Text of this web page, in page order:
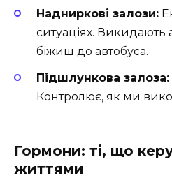
Надниркові залози:
ситуаціях. Викидають
біжиш до автобуса.
Підшлункова залоза:
Контролює, як ми
Гормони: ті, що
життями